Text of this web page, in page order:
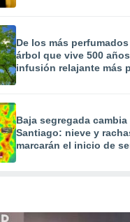
De los más
árbol que vive 500
infusión relajante más
Baja segregada
Santiago: nieve y
marcarán el inicio de